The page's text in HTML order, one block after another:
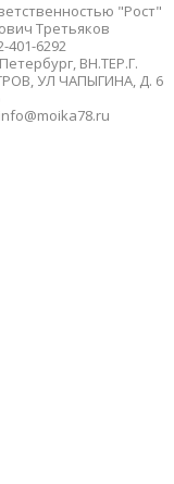
"Рост"
Третьяков
401-6292
ВН.ТЕР.Г.
УЛ ЧАПЫГИНА, Д. 6